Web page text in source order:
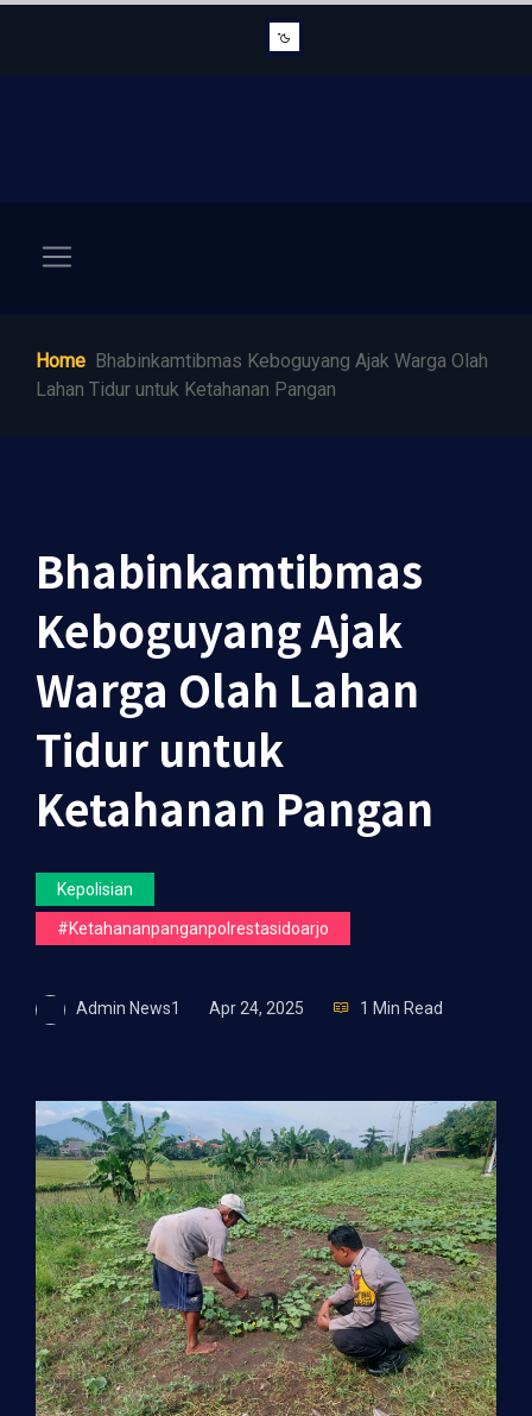
Home Bhabinkamtibmas Keboguyang Ajak Warga Olah
Lahan Tidur untuk Ketahanan Pangan
Bhabinkamtibmas
Keboguyang Ajak
Warga Olah Lahan
Tidur untuk
Ketahanan Pangan
Kepolisian
#ketahananpanganpolrestasidoarjo
Admin News1 Apr 24, 2025 1 Min Read